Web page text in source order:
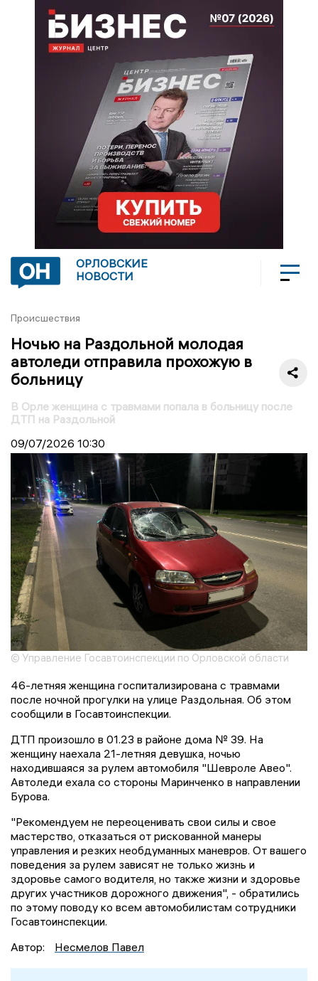
ОРЛОВСКИЕ
НОВОСТИ
Происшествия
Ночью на Раздольной молодая
автоледи отправила прохожую в
больницу
В Орле женщина с травмами попала в больницу после
ДТП на Раздольной
09/07/2026 10:30
© Управление Госавтоинспекции по Орловской области
46-летняя женщина госпитализирована с травмами
после ночной прогулки на улице Раздольная. Об этом
сообщили в Госавтоинспекции.
ДТП произошло в 01.23 в районе дома № 39. На
женщину наехала 21-летняя девушка, ночью
находившаяся за рулем автомобиля "Шевроле Авео".
Автоледи ехала со стороны Маринченко в направлении
Бурова.
"Рекомендуем не переоценивать свои силы и свое
мастерство, отказаться от рискованной манеры
управления и резких необдуманных маневров. От вашего
поведения за рулем зависят не только жизнь и
здоровье самого водителя, но также жизни и здоровье
других участников дорожного движения", - обратились
по этому поводу ко всем автомобилистам сотрудники
Госавтоинспекции.
Автор:
Несмелов Павел